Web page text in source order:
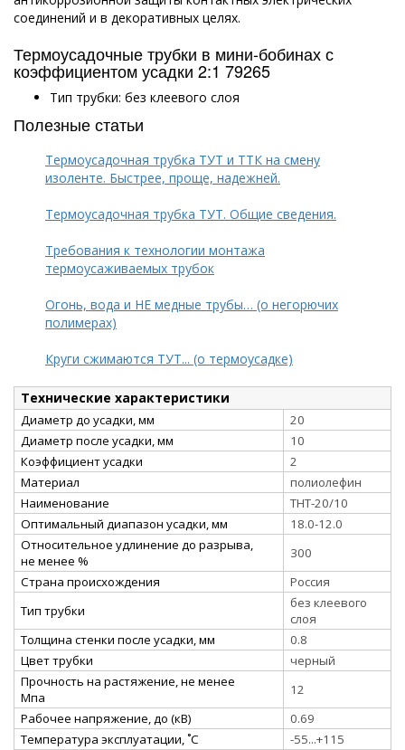
соединений и в декоративных целях.
Термоусадочные трубки в мини-бобинах с
коэффициентом усадки 2:1 79265
Тип трубки: без клеевого слоя
Полезные статьи
Термоусадочная трубка ТУТ и ТТК на смену
изоленте. Быстрее, проще, надежней.
Термоусадочная трубка ТУТ. Общие сведения.
Требования к технологии монтажа
термоусаживаемых трубок
Огонь, вода и НЕ медные трубы… (о негорючих
полимерах)
Круги сжимаются ТУТ... (о термоусадке)
Технические характеристики
Диаметр до усадки, мм
20
Диаметр после усадки, мм
10
Коэффициент усадки
2
Материал
полиолефин
Наименование
ТНТ-20/10
Оптимальный диапазон усадки, мм
18.0-12.0
Относительное удлинение до разрыва,
не менее %
300
Страна происхождения
Россия
Тип трубки
без клеевого
слоя
Толщина стенки после усадки, мм
0.8
Цвет трубки
черный
Прочность на растяжение, не менее
Мпа
12
Рабочее напряжение, до (кВ)
0.69
Температура эксплуатации, ˚С
-55...+115